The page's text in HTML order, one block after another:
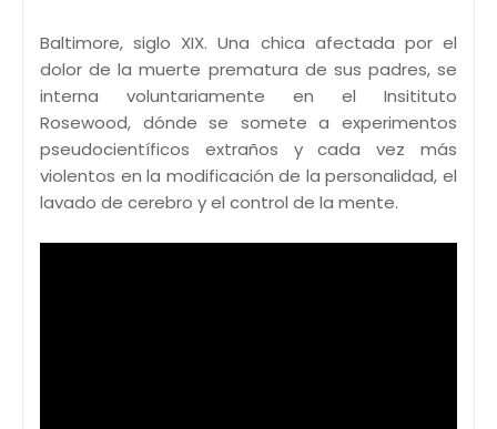
Baltimore, siglo XIX. Una chica afectada por el
dolor de la muerte prematura de sus padres, se
interna voluntariamente en el Insitituto
Rosewood, dónde se somete a experimentos
pseudocientíficos extraños y cada vez más
violentos en la modificación de la personalidad, el
lavado de cerebro y el control de la mente.